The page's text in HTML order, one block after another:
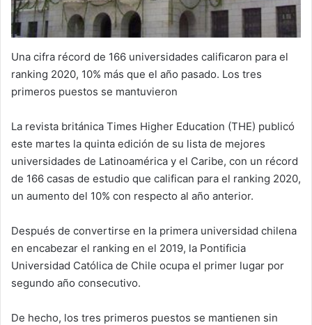
Una cifra récord de 166 universidades calificaron para el
ranking 2020, 10% más que el año pasado. Los tres
primeros puestos se mantuvieron
La revista británica Times Higher Education (THE) publicó
este martes la quinta edición de su lista de mejores
universidades de Latinoamérica y el Caribe, con un récord
de 166 casas de estudio que califican para el ranking 2020,
un aumento del 10% con respecto al año anterior.
Después de convertirse en la primera universidad chilena
en encabezar el ranking en el 2019, la Pontificia
Universidad Católica de Chile ocupa el primer lugar por
segundo año consecutivo.
De hecho, los tres primeros puestos se mantienen sin